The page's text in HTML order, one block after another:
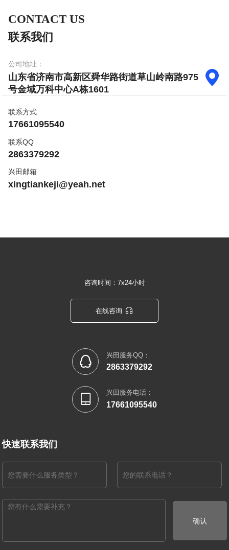
CONTACT US
联系我们
公司地址：
山东省济南市高新区舜华路街道草山岭南路975
号金域万科中心A栋1601

联系方式
17661095540
联系QQ
2863379292
兴田邮箱
xingtiankeji@yeah.net
咨询时间：7x24小时
在线咨询 
 兴田服务QQ：
2863379292
 兴田服务电话：
17661095540
快速联系我们
确认